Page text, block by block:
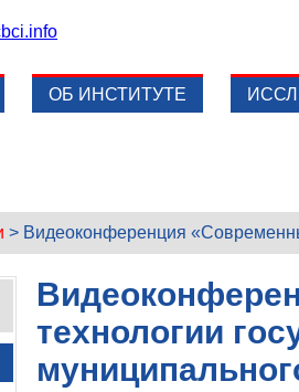
ОБ ИНСТИТУТЕ
> Видеоконференция
технологии